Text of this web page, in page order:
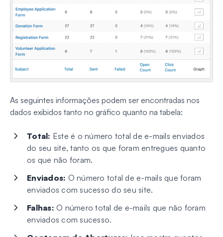
As seguintes informações podem ser encontradas nos
dados exibidos tanto no gráfico quanto na tabela:
Total: Este é o número total de e-mails enviados
do seu site, tanto os que foram entregues quanto
os que não foram.
Enviados: O número total de e-mails que foram
enviados com sucesso do seu site.
Falhas: O número total de e-mails que não foram
enviados com sucesso.